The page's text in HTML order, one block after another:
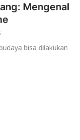
Mengenal
bisa dilakukan